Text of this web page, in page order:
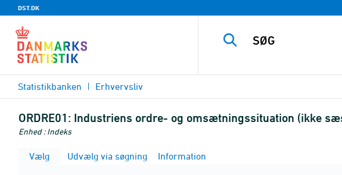
DST.DK
Statistikbanken Erhvervsliv
ORDRE01: Industriens ordre- og omsætningssituation (ikke
Enhed : Indeks
Vælg Udvælg via søgning Information